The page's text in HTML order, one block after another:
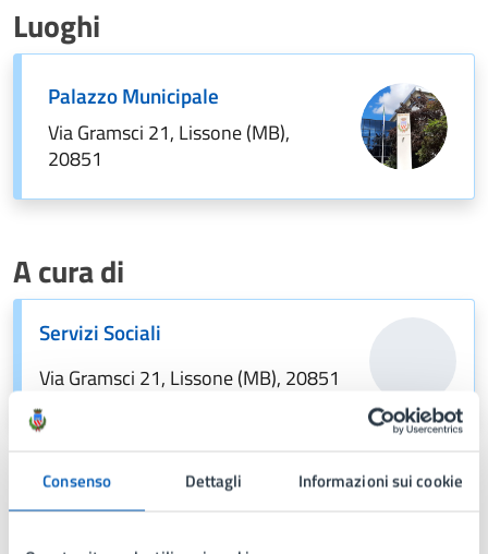
Consenso Dettagli Informazioni sui cookie
Luoghi
Palazzo Municipale
Via Gramsci 21, Lissone (MB),
20851
A cura di
Servizi Sociali
Via Gramsci 21, Lissone (MB), 20851